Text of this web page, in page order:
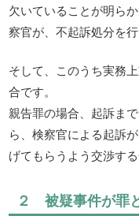
欠いていることが明ら
察官が、不起訴処分を行
そして、このうち実務
合です。
親告罪の場合、起訴ま
ら、検察官による起訴
げてもらうよう交渉する
２ 被疑事件が罪